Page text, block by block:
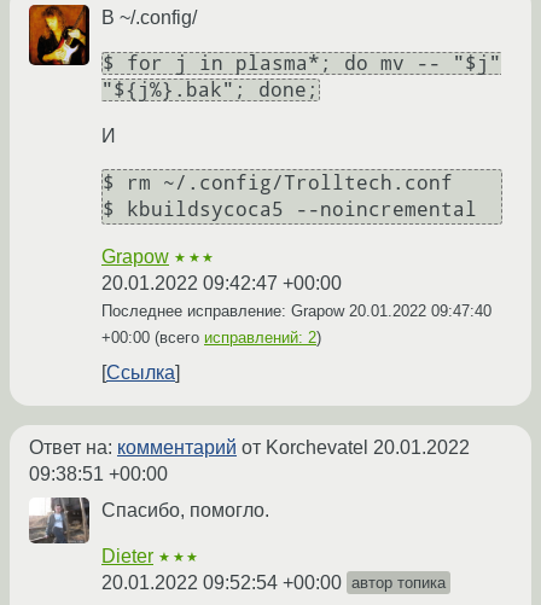
В ~/.config/
$ for j in plasma*; do mv -- "$j"
"${j%}.bak"; done;
И
$ rm ~/.config/Trolltech.conf
Grapow ★★★
20.01.2022 09:42:47 +00:00
Последнее исправление: Grapow 20.01.2022 09:47:40
+00:00 (всего исправлений: 2)
Ссылка
Ответ на: комментарий от Korchevatel 20.01.2022
09:38:51 +00:00
Спасибо, помогло.
Dieter ★★★
20.01.2022 09:52:54 +00:00 автор топика